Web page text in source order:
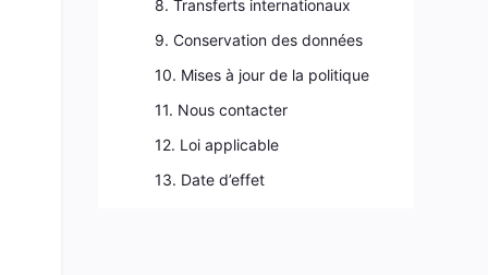
8. Transferts internationaux
9. Conservation des données
10. Mises à jour de la politique
11. Nous contacter
12. Loi applicable
13. Date d’effet